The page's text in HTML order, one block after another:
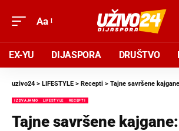
Aa
EX-YU DIJASPORA DRUŠTVO
uzivo24 > LIFESTYLE > Recepti > Tajne savršene kajgane: Kako
IZDVAJAMO LIFESTYLE RECEPTI
Tajne savršene